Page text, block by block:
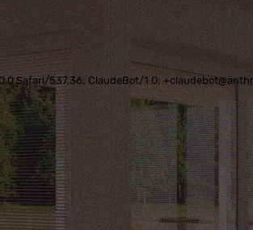
Safari/537.36; ClaudeBot/1.0;